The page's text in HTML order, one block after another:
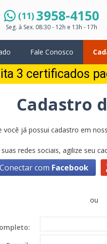
(11)3958-4150
Seg. à Sex. 08:30 - 12h e 13h - 17h
Fale Conosco
3 certificados
Cadastro
você já possui cadastro em
redes sociais, agilize seu
Conectar com Facebook
ou